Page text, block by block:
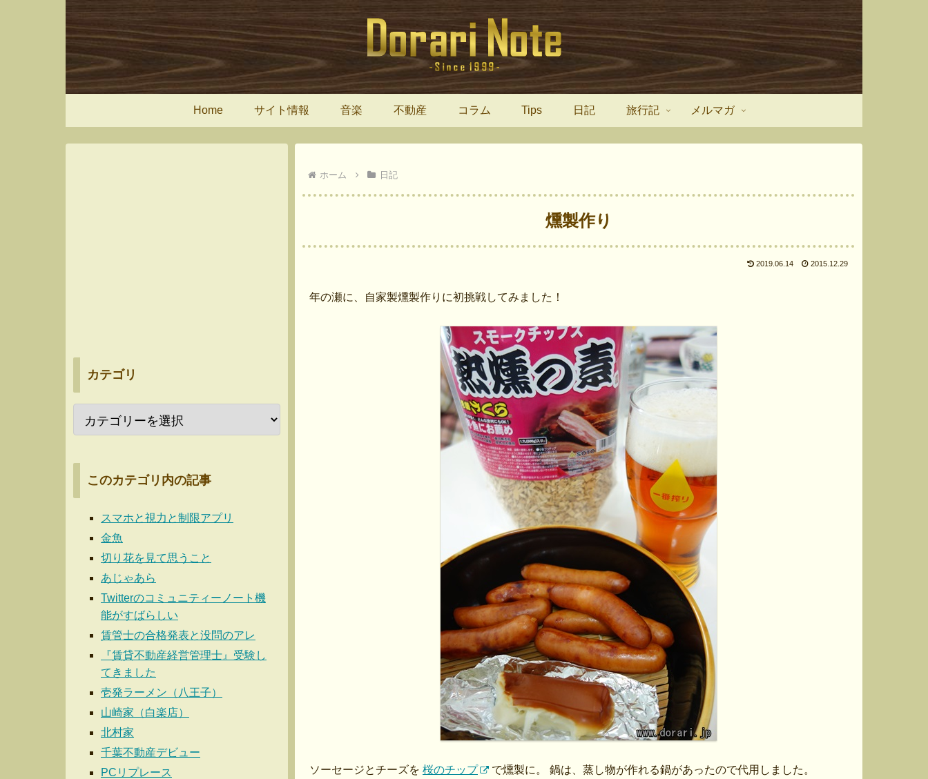
Home サイト情報 音楽 不動産 コラム Tips 日記 旅行記 メルマガ
ホーム 日記
燻製作り
2019.06.14 2015.12.29
年の瀬に、自家製燻製作りに初挑戦してみました！
ソーセージとチーズを 桜のチップ で燻製に。 鍋は、蒸し物が作れる鍋があったので代用しました。
カテゴリ
このカテゴリ内の記事
スマホと視力と制限アプリ
金魚
切り花を見て思うこと
あじゃあら
Twitterのコミュニティーノート機
能がすばらしい
賃管士の合格発表と没問のアレ
『賃貸不動産経営管理士』受験し
てきました
壱発ラーメン（八王子）
山崎家（白楽店）
北村家
千葉不動産デビュー
PCリプレース